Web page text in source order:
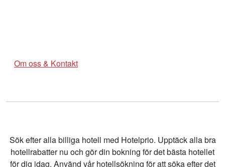
Om oss & Kontakt
Sök efter alla billiga hotell med Hotelprio. Upptäck alla bra
hotellrabatter nu och gör din bokning för det bästa hotellet
för dig idag. Använd vår hotellsökning för att söka efter det